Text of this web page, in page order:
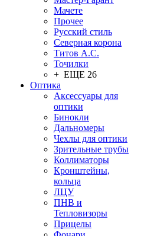
Мачете
Прочее
Русский стиль
Северная корона
Титов А.С.
Точилки
+ ЕЩЕ 26
Оптика
Аксессуары для
оптики
Бинокли
Дальномеры
Чехлы для оптики
Зрительные трубы
Коллиматоры
Кронштейны,
кольца
ЛЦУ
ПНВ и
Тепловизоры
Прицелы